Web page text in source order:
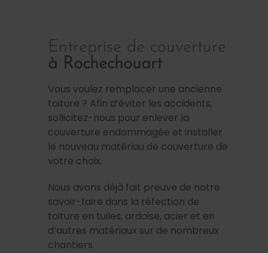
Entreprise de couverture
à Rochechouart
Vous voulez remplacer une ancienne
toiture ? Afin d’éviter les accidents,
sollicitez-nous pour enlever la
couverture endommagée et installer
le nouveau matériau de couverture de
votre choix.
Nous avons déjà fait preuve de notre
savoir-faire dans la réfection de
toiture en tuiles, ardoise, acier et en
d’autres matériaux sur de nombreux
chantiers.